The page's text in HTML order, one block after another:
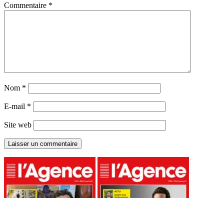
Commentaire *
Nom *
E-mail *
Site web